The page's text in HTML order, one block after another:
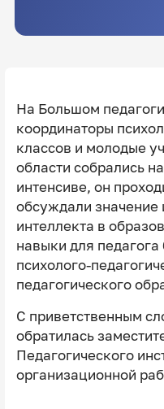
На Большом
координаторы
классов и молодые
области собрались
интенсиве, он
обсуждали значение
интеллекта в
навыки для
психолого-
педагогического
С приветственным
обратилась
Педагогического
организационной